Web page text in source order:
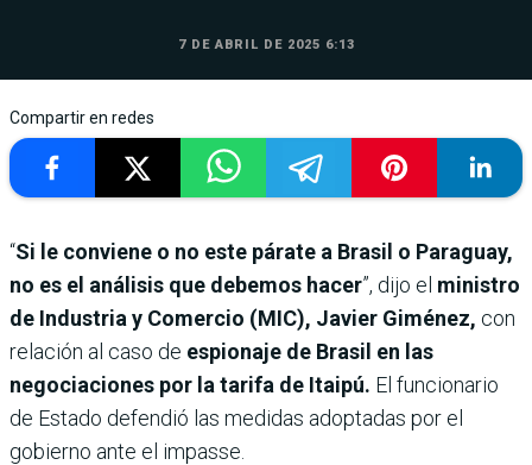
7 DE ABRIL DE 2025 6:13
Compartir en redes
“Si le conviene o no este párate a Brasil o Paraguay,
no es el análisis que debemos hacer”, dijo el ministro
de Industria y Comercio (MIC), Javier Giménez, con
relación al caso de espionaje de Brasil en las
negociaciones por la tarifa de Itaipú. El funcionario
de Estado defendió las medidas adoptadas por el
gobierno ante el impasse.